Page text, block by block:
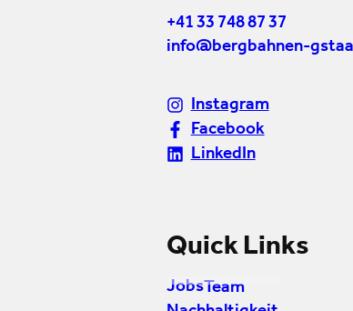
+41 33 748 87 37
info@bergbahnen-
Instagram
Facebook
LinkedIn
Quick Links
Jobs Team